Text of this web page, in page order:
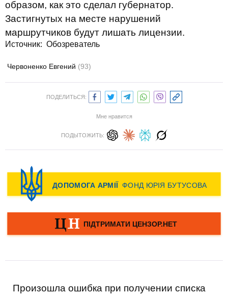
образом, как это сделал губернатор.
Застигнутых на месте нарушений
маршрутчиков будут лишать лицензии.
Источник: Обозреватель
Червоненко Евгений (93)
ПОДЕЛИТЬСЯ:
Мне нравится
ПОДЫТОЖИТЬ:
Произошла ошибка при получении списка